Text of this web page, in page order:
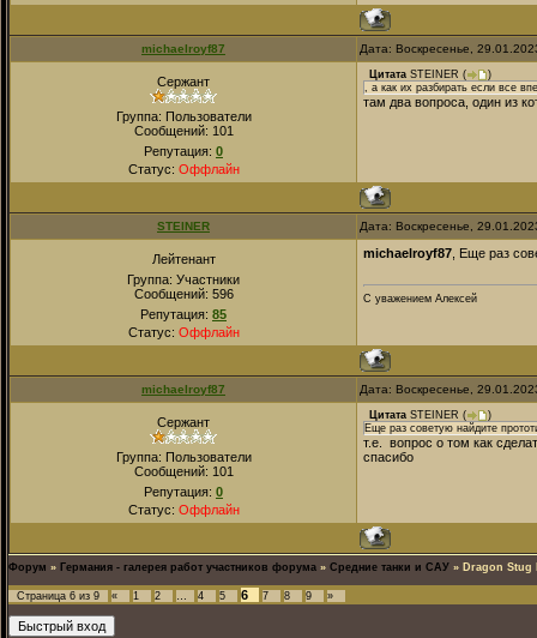
michaelroyf87 Дата: Воскресенье,
Сержант
Группа: Пользователи
Сообщений: 101
Репутация: 0
Статус: Оффлайн
Цитата STEINER (
)
, а как их разбирать если все
там два вопроса, один из
STEINER Дата: Воскресенье,
Лейтенант
Группа: Участники
Сообщений: 596
Репутация: 85
Статус: Оффлайн
michaelroyf87 , Еще раз
С уважением Алексей
michaelroyf87 Дата: Воскресенье,
Сержант
Группа: Пользователи
Сообщений: 101
Репутация: 0
Статус: Оффлайн
Цитата STEINER (
)
Еще раз советую найдите
т.е. вопрос о том как
спасибо
Форум » Германия - галерея работ участников форума » Средние танки и САУ » Dragon Stug
Страница 6 из 9 « 1 2 … 4 5 6 7 8 9 »